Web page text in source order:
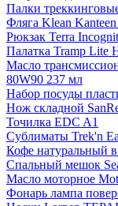
Палки
Фляга Klean
Рюкзак Terra
Палатка Tramp Lite
Масло
80W90 237 мл
Набор посуды
Нож складной
Точилка EDC A1
Сублиматы Trek'n
Кофе натуральный
Спальный мешок
Масло моторное
Фонарь лампа